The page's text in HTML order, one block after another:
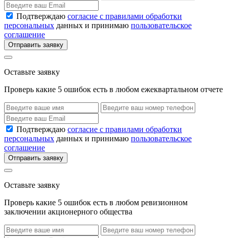
Подтверждаю согласие с правилами обработки
персональных данных и принимаю пользовательское
соглашение
Отправить заявку
Оставьте заявку
Проверь какие 5 ошибок есть в любом ежеквартальном отчете
Подтверждаю согласие с правилами обработки
персональных данных и принимаю пользовательское
соглашение
Отправить заявку
Оставьте заявку
Проверь какие 5 ошибок есть в любом ревизионном
заключении акционерного общества